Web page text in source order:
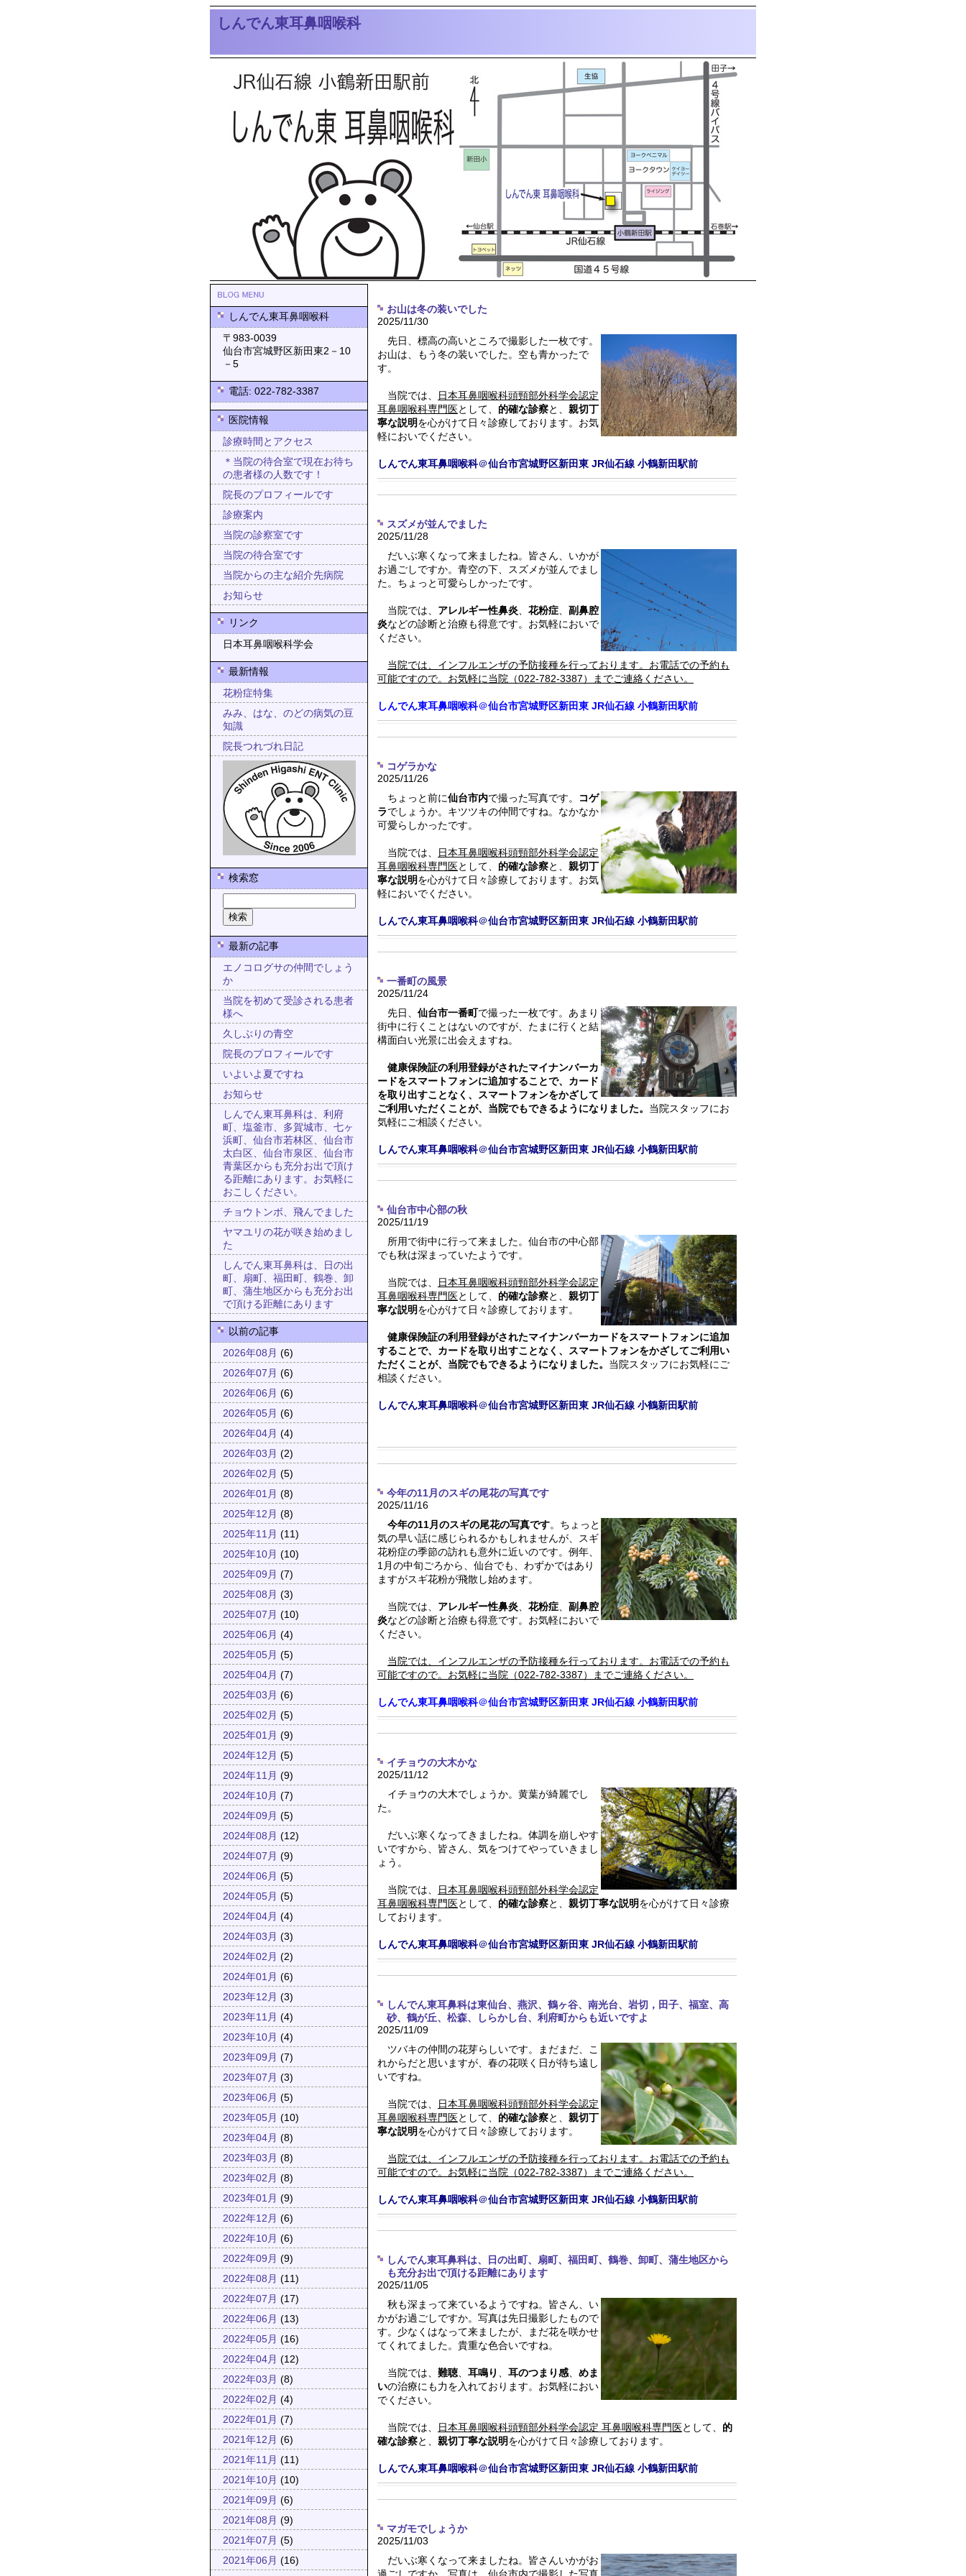
しんでん東耳鼻咽喉科
しんでん東耳鼻咽喉科
〒983-0039
仙台市宮城野区新田東2－10
－5
電話: 022-782-3387
医院情報
診療時間とアクセス
＊当院の待合室で現在お待ち
の患者様の人数です！
院長のプロフィールです
診療案内
当院の診察室です
当院の待合室です
当院からの主な紹介先病院
お知らせ
リンク
日本耳鼻咽喉科学会
最新情報
花粉症特集
みみ、はな、のどの病気の豆
知識
院長つれづれ日記
検索窓
最新の記事
エノコログサの仲間でしょう
か
当院を初めて受診される患者
様へ
久しぶりの青空
院長のプロフィールです
いよいよ夏ですね
お知らせ
しんでん東耳鼻科は、利府
町、塩釜市、多賀城市、七ヶ
浜町、仙台市若林区、仙台市
太白区、仙台市泉区、仙台市
青葉区からも充分お出で頂け
る距離にあります。お気軽に
おこしください。
チョウトンボ、飛んでました
ヤマユリの花が咲き始めまし
た
しんでん東耳鼻科は、日の出
町、扇町、福田町、鶴巻、卸
町、蒲生地区からも充分お出
で頂ける距離にあります
以前の記事
2026年08月 (6)
2026年07月 (6)
2026年06月 (6)
2026年05月 (6)
2026年04月 (4)
2026年03月 (2)
2026年02月 (5)
2026年01月 (8)
2025年12月 (8)
2025年11月 (11)
2025年10月 (10)
2025年09月 (7)
2025年08月 (3)
2025年07月 (10)
2025年06月 (4)
2025年05月 (5)
2025年04月 (7)
2025年03月 (6)
2025年02月 (5)
2025年01月 (9)
2024年12月 (5)
2024年11月 (9)
2024年10月 (7)
2024年09月 (5)
2024年08月 (12)
2024年07月 (9)
2024年06月 (5)
2024年05月 (5)
2024年04月 (4)
2024年03月 (3)
2024年02月 (2)
2024年01月 (6)
2023年12月 (3)
2023年11月 (4)
2023年10月 (4)
2023年09月 (7)
2023年07月 (3)
2023年06月 (5)
2023年05月 (10)
2023年04月 (8)
2023年03月 (8)
2023年02月 (8)
2023年01月 (9)
2022年12月 (6)
2022年10月 (6)
2022年09月 (9)
2022年08月 (11)
2022年07月 (17)
2022年06月 (13)
2022年05月 (16)
2022年04月 (12)
2022年03月 (8)
2022年02月 (4)
2022年01月 (7)
2021年12月 (6)
2021年11月 (11)
2021年10月 (10)
2021年09月 (6)
2021年08月 (9)
2021年07月 (5)
2021年06月 (16)
お山は冬の装いでした
2025/11/30
先日、標高の高いところで撮影した一枚です。
お山は、もう冬の装いでした。空も青かったで
す。
当院では、
日本耳鼻咽喉科頭頸部外科学会認定
耳鼻咽喉科専門医として、 的確な診察と、 親切丁
寧な説明を心がけて日々診療しております。お気
軽においでください。
しんでん東耳鼻咽喉科＠仙台市宮城野区新田東 JR仙石線 小鶴新田駅前
スズメが並んでました
2025/11/28
だいぶ寒くなって来ましたね。皆さん、いかが
お過ごしですか。青空の下、スズメが並んでまし
た。ちょっと可愛らしかったです。
当院では、 アレルギー性鼻炎 花粉症
副鼻腔
炎などの診断と治療も得意です。お気軽においで
ください。
当院では、インフルエンザの予防接種を行っております。お電話での予約も
可能ですので。お気軽に当院（022-782-3387）までご連絡ください。
しんでん東耳鼻咽喉科＠仙台市宮城野区新田東 JR仙石線 小鶴新田駅前
コゲラかな
2025/11/26
ちょっと前に仙台市内で撮った写真です。
コゲ
ラでしょうか。キツツキの仲間ですね。なかなか
可愛らしかったです。
当院では、
日本耳鼻咽喉科頭頸部外科学会認定
耳鼻咽喉科専門医として、 的確な診察と、 親切丁
寧な説明を心がけて日々診療しております。お気
軽においでください。
しんでん東耳鼻咽喉科＠仙台市宮城野区新田東 JR仙石線 小鶴新田駅前
一番町の風景
2025/11/24
先日、 仙台市一番町で撮った一枚です。あまり
街中に行くことはないのですが、たまに行くと結
構面白い光景に出会えますね。
健康保険証の利用登録がされたマイナンバーカ
ードをスマートフォンに追加することで、カード
を取り出すことなく、スマートフォンをかざして
ご利用いただくことが、当院でもできるようになりました。 当院スタッフにお
気軽にご相談ください。
しんでん東耳鼻咽喉科＠仙台市宮城野区新田東 JR仙石線 小鶴新田駅前
仙台市中心部の秋
2025/11/19
所用で街中に行って来ました。仙台市の中心部
でも秋は深まっていたようです。
当院では、
日本耳鼻咽喉科頭頸部外科学会認定
耳鼻咽喉科専門医として、 的確な診察と、 親切丁
寧な説明を心がけて日々診療しております。
健康保険証の利用登録がされたマイナンバーカードをスマートフォンに追加
することで、カードを取り出すことなく、スマートフォンをかざしてご利用い
ただくことが、当院でもできるようになりました。 当院スタッフにお気軽にご
相談ください。
しんでん東耳鼻咽喉科＠仙台市宮城野区新田東 JR仙石線 小鶴新田駅前
今年の11月のスギの尾花の写真です
2025/11/16
今年の11月のスギの尾花の写真です。ちょっと
気の早い話に感じられるかもしれませんが、スギ
花粉症の季節の訪れも意外に近いのです。例年、
1月の中旬ごろから、仙台でも、わずかではあり
ますがスギ花粉が飛散し始めます。
当院では、 アレルギー性鼻炎 花粉症
副鼻腔
炎などの診断と治療も得意です。お気軽においで
ください。
当院では、インフルエンザの予防接種を行っております。お電話での予約も
可能ですので。お気軽に当院（022-782-3387）までご連絡ください。
しんでん東耳鼻咽喉科＠仙台市宮城野区新田東 JR仙石線 小鶴新田駅前
イチョウの大木かな
2025/11/12
イチョウの大木でしょうか。黄葉が綺麗でし
た。
だいぶ寒くなってきましたね。体調を崩しやす
いですから、皆さん、気をつけてやっていきまし
ょう。
当院では、
日本耳鼻咽喉科頭頸部外科学会認定
耳鼻咽喉科専門医として、 的確な診察と、 親切丁寧な説明を心がけて日々診療
しております。
しんでん東耳鼻咽喉科＠仙台市宮城野区新田東 JR仙石線 小鶴新田駅前
しんでん東耳鼻科は東仙台、燕沢、鶴ヶ谷、南光台、岩切，田子、福室、高
砂、鶴が丘、松森、しらかし台、利府町からも近いですよ
2025/11/09
ツバキの仲間の花芽らしいです。まだまだ、こ
れからだと思いますが、春の花咲く日が待ち遠し
いですね。
当院では、
日本耳鼻咽喉科頭頸部外科学会認定
耳鼻咽喉科専門医として、 的確な診察と、 親切丁
寧な説明を心がけて日々診療しております。
当院では、インフルエンザの予防接種を行っております。お電話での予約も
可能ですので。お気軽に当院（022-782-3387）までご連絡ください。
しんでん東耳鼻咽喉科＠仙台市宮城野区新田東 JR仙石線 小鶴新田駅前
しんでん東耳鼻科は、日の出町、扇町、福田町、鶴巻、卸町、蒲生地区から
も充分お出で頂ける距離にあります
2025/11/05
秋も深まって来ているようですね。皆さん、い
かがお過ごしですか。写真は先日撮影したもので
す。少なくはなって来ましたが、まだ花を咲かせ
てくれてました。貴重な色合いですね。
当院では、 難聴 耳鳴り 耳のつまり感
めま
いの治療にも力を入れております。お気軽におい
でください。
当院では、 日本耳鼻咽喉科頭頸部外科学会認定 耳鼻咽喉科専門医として、 的
確な診察と、 親切丁寧な説明を心がけて日々診療しております。
しんでん東耳鼻咽喉科＠仙台市宮城野区新田東 JR仙石線 小鶴新田駅前
マガモでしょうか
2025/11/03
だいぶ寒くなって来ましたね。皆さんいかがお